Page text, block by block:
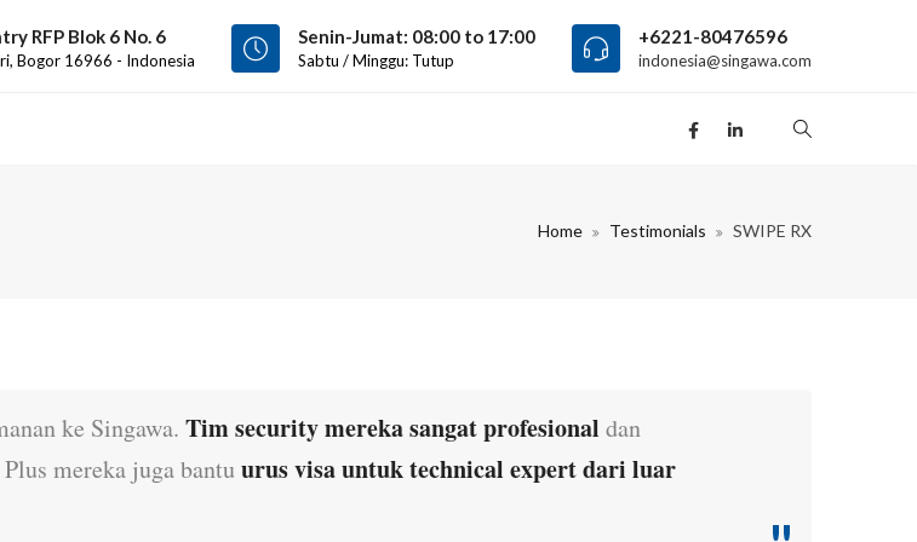
RFP Blok 6 No. 6
Bogor 16966 - Indonesia
Senin-Jumat: 08:00 to 17:00
Sabtu / Minggu: Tutup
+6221-80476596
indonesia@singawa.com
Home Testimonials SWIPE RX
ke Singawa. Tim security mereka sangat profesional dan
mereka juga bantu urus visa untuk technical expert dari luar